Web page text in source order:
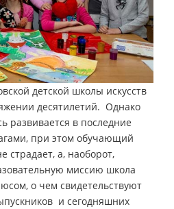
детской школы искусств
десятилетий. Однако
развивается в последние
при этом обучающий
страдает, а, наоборот,
миссию школа
о чем свидетельствуют
и сегодняшних